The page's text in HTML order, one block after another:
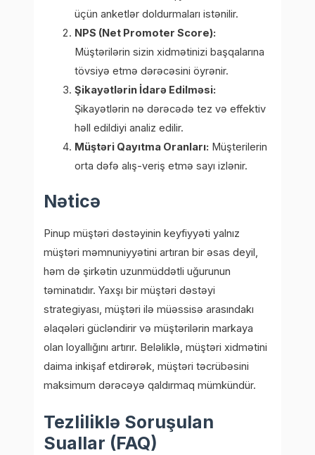
üçün anketlər doldurmaları istənilir.
NPS (Net Promoter Score):
Müştərilərin sizin xidmətinizi başqalarına
tövsiyə etmə dərəcəsini öyrənir.
Şikayətlərin İdarə Edilməsi:
Şikayətlərin nə dərəcədə tez və effektiv
həll edildiyi analiz edilir.
Müştəri Qayıtma Oranları: Müşterilerin
orta dəfə alış-veriş etmə sayı izlənir.
Nəticə
Pinup müştəri dəstəyinin keyfiyyəti yalnız
müştəri məmnuniyyətini artıran bir əsas deyil,
həm də şirkətin uzunmüddətli uğurunun
təminatıdır. Yaxşı bir müştəri dəstəyi
strategiyası, müştəri ilə müəssisə arasındakı
əlaqələri gücləndirir və müştərilərin markaya
olan loyallığını artırır. Beləliklə, müştəri xidmətini
daima inkişaf etdirərək, müştəri təcrübəsini
maksimum dərəcəyə qaldırmaq mümkündür.
Tezliliklə Soruşulan
Suallar (FAQ)